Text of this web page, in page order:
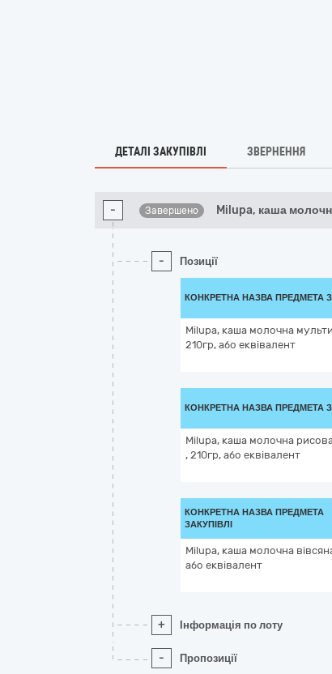
ДЕТАЛІ ЗАКУПІВЛІ ЗВЕРНЕННЯ
- Завершено Milupa, каша
- Позиції
КОНКРЕТНА НАЗВА ПРЕДМЕТА
Milupa, каша молочна
210гр, або еквівалент
КОНКРЕТНА НАЗВА ПРЕДМЕТА
Milupa, каша молочна
, 210гр, або еквівалент
КОНКРЕТНА НАЗВА ПРЕДМЕТА
ЗАКУПІВЛІ
Milupa, каша молочна
або еквівалент
+ Інформація по лоту
- Пропозиції